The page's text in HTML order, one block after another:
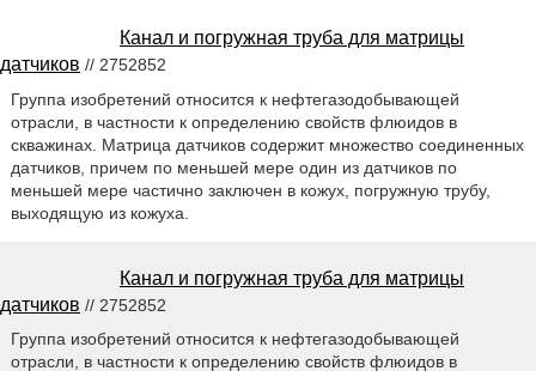
Канал и погружная труба для матрицы
датчиков // 2752852
Группа изобретений относится к нефтегазодобывающей
отрасли, в частности к определению свойств флюидов в
скважинах. Матрица датчиков содержит множество соединенных
датчиков, причем по меньшей мере один из датчиков по
меньшей мере частично заключен в кожух, погружную трубу,
выходящую из кожуха.
Канал и погружная труба для матрицы
датчиков // 2752852
Группа изобретений относится к нефтегазодобывающей
отрасли, в частности к определению свойств флюидов в